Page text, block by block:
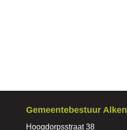
Contact
Gemeentebestuur Alken
Adres
Hoogdorpsstraat 38